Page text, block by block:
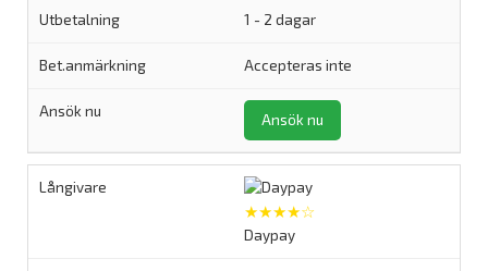
1 - 2 dagar
Accepteras inte
Ansök nu
★★★★☆
Daypay